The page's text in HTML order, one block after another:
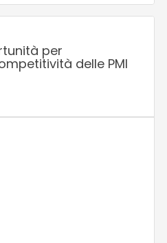
per
delle PMI